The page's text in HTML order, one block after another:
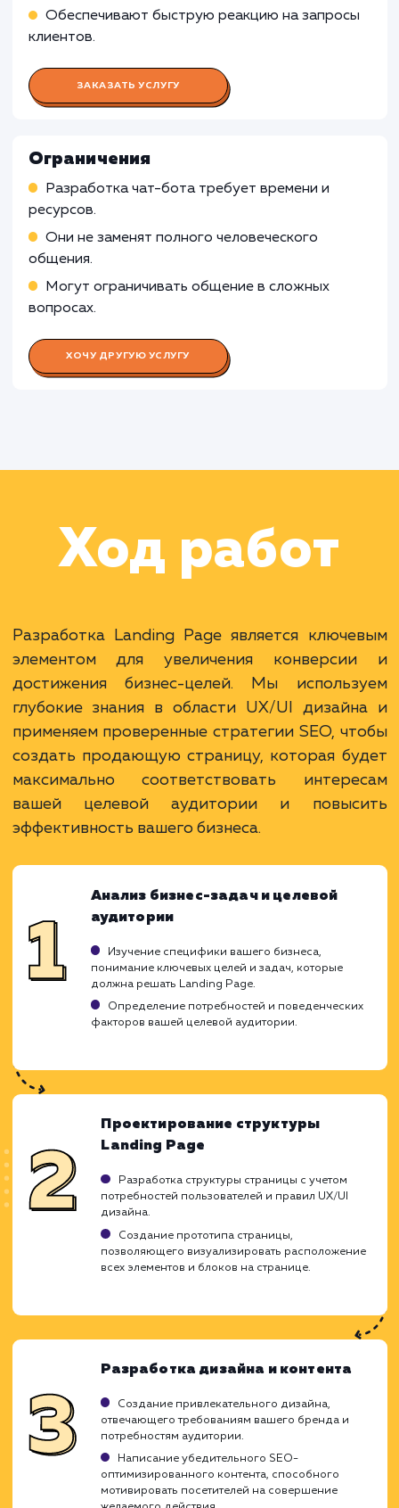
Формирование требований к чат-боту
машинного обучения
Работа Тестировщика
Работа Специалиста по
Работа Специалиста по
Работа Тренера/консультанта
Раскладываем
услугу на пиксели
Преимущества
Чат-боты - это ваша личная служба
поддержки 24/7.
Они автоматизируют взаимодействие,
Обеспечивают быструю реакцию на
клиентов.
ЗАКАЗАТЬ УСЛУГУ
Ограничения
ресурсов.
Они не заменят полного человеческого
общения.
Могут ограничивать общение в сложных
вопросах.